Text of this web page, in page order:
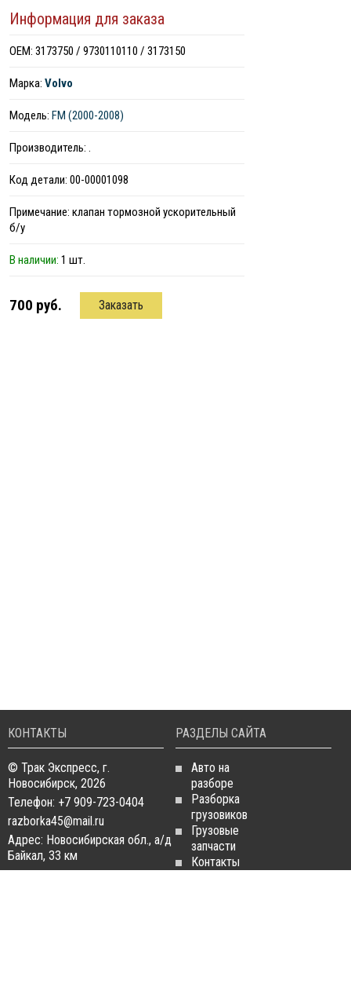
Информация для заказа
ОЕМ: 3173750 / 9730110110 / 3173150
Марка: Volvo
Модель: FM (2000-2008)
Производитель: .
Код детали: 00-00001098
Примечание: клапан тормозной ускорительный
б/у
В наличии: 1 шт.
700 руб. Заказать
КОНТАКТЫ
© Трак Экспресс, г.
Новосибирск, 2026
Телефон: +7 909-723-0404
razborka45@mail.ru
Адрес: Новосибирская обл., а/д
Байкал, 33 км
РАЗДЕЛЫ САЙТА
Авто на
разборе
Разборка
грузовиков
Грузовые
запчасти
Контакты